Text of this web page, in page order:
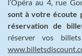
l’Opéra au 4, rue
sont à votre écoute
réservation de
réserver vos